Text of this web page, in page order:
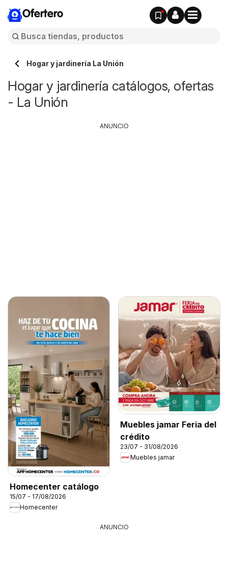
Ofertero
Hogar y jardinería La Unión
Hogar y jardinería catálogos, ofertas
- La Unión
Homecenter catálogo
15/07 - 17/08/2026
Homecenter
Muebles jamar Feria del
crédito
23/07 - 31/08/2026
Muebles jamar
ANUNCIO
ANUNCIO